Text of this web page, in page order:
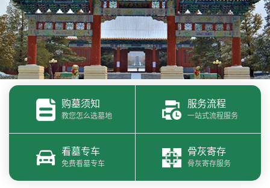
购墓须知
教您怎么选墓地
服务流程
一站式流程服务
看墓专车
免费看墓专车
骨灰寄存
骨灰寄存服务